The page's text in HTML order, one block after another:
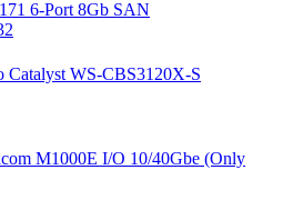
6-Port 8Gb SAN
Catalyst WS-CBS3120X-S
M1000E I/O 10/40Gbe (Only